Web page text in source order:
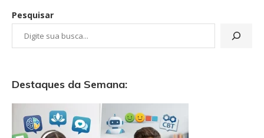
Pesquisar
Destaques da Semana: